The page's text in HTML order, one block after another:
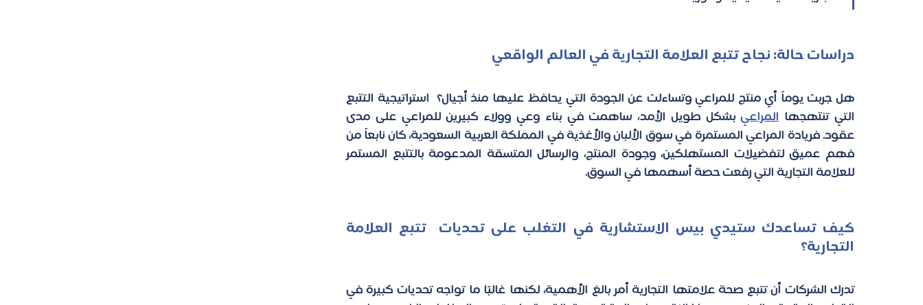
دراسات حالة: نجاح تتبع العلامة التجارية في العالم الواقعي
التي تنتهجها المراعي
فهم عميق لتفضيلات المستهلكين، وجودة المنتج، والرسائل المتسقة المدعومة بالتتبع المستمر
للعلامة التجارية التي رفعت حصة أسهمها في السوق.
التجارية؟